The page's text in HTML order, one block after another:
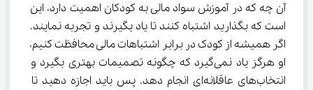
آن چه که در آموزش سواد مالی به کودکان اهمیت دارد، این
است که بگذارید اشتباه کنند تا یاد بگیرند و تجربه نمایند.
اگر همیشه از کودک در برابر اشتباهات مالی محافظت کنیم،
او هرگز یاد نمی‌گیرد که چگونه تصمیمات بهتری بگیرد و
انتخاب‌های عاقلانه‌ای انجام دهد. پس باید اجازه دهید تا